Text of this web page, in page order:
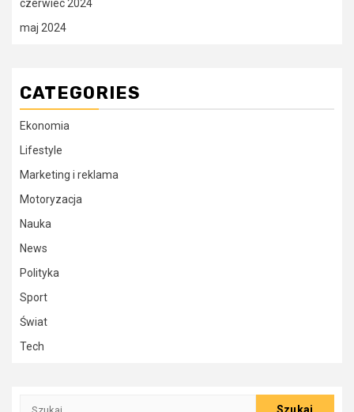
czerwiec 2024
maj 2024
CATEGORIES
Ekonomia
Lifestyle
Marketing i reklama
Motoryzacja
Nauka
News
Polityka
Sport
Świat
Tech
Szukaj: